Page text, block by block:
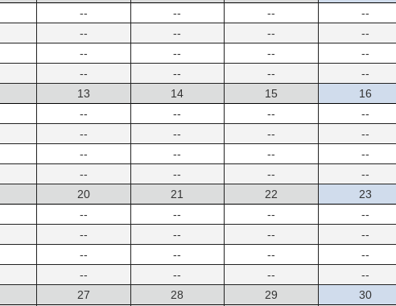
--
--
--
--
--
--
--
--
--
--
--
--
--
--
--
--
13
--
--
--
--
14
--
--
--
--
15
--
--
--
--
16
--
--
--
--
20
--
--
--
--
21
--
--
--
--
22
--
--
--
--
23
--
--
--
--
27
28
29
30